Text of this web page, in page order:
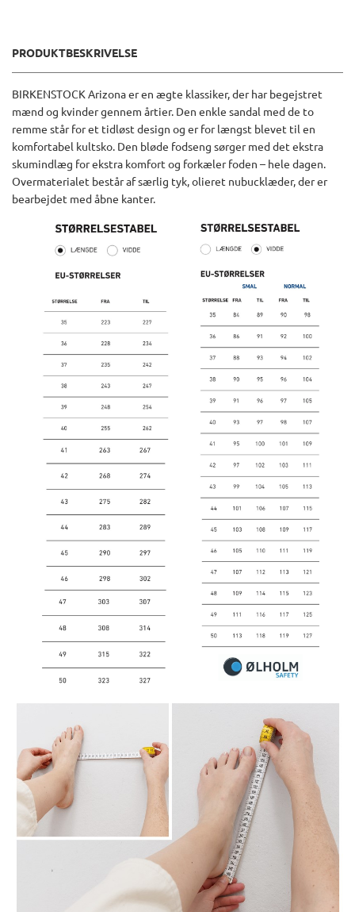
PRODUKTBESKRIVELSE
BIRKENSTOCK Arizona er en ægte klassiker, der har begejstret
mænd og kvinder gennem årtier. Den enkle sandal med de to
remme står for et tidløst design og er for længst blevet til en
komfortabel kultsko. Den bløde fodseng sørger med det ekstra
skumindlæg for ekstra komfort og forkæler foden – hele dagen.
Overmaterialet består af særlig tyk, olieret nubucklæder, der er
bearbejdet med åbne kanter.